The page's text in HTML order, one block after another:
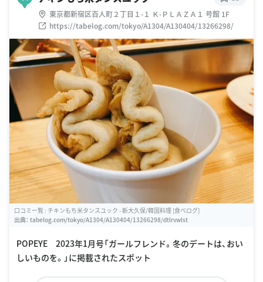
東京都新宿区百人町２丁目１-１ Ｋ-ＰＬＡＺＡ１ 号館 1F
https://tabelog.com/tokyo/A1304/A130404/13266298/
口コミ一覧 : チキンもち米タンスユック - 新大久保/韓国料理 [食べログ]
出典： tabelog.com/tokyo/A1304/A130404/13266298/dtlrvwlst
POPEYE 2023年1月号「ガールフレンド。冬のデートは、おい
しいものを。」に掲載されたスポット